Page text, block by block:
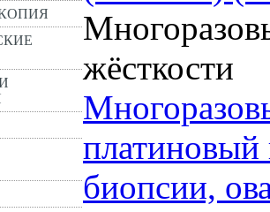
жёсткости
биопсии,